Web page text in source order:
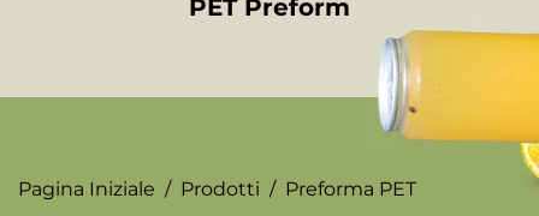
Pagina Iniziale / Prodotti / Preforma PET
PET Preform